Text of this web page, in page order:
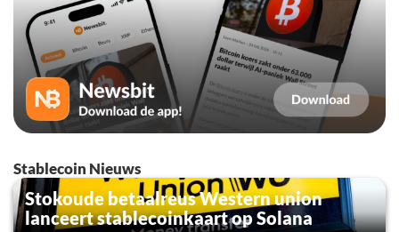
Stablecoin Nieuws
Stokoude betaalreus Western union
lanceert stablecoinkaart op Solana